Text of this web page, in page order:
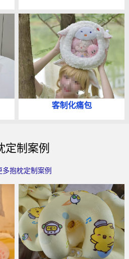
客制化痛包
定制案例
多抱枕定制案例